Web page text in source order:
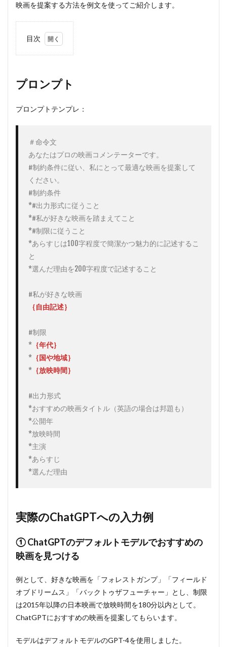
映画を提案する方法を例文を使ってご紹介します。
目次
ト
際の
ChatGPT
ChatGPT
のデフォ
ルトモデ
すめの映
画を見つ
ける
2.2
②
ChatGPT
のWeb
ブラウジ
ング機能
つける
プロンプト
プロンプトテンプレ：
＃命令文
あなたはプロの映画コメンテーターです。
#制約条件に従い、私にとって最適な映画を提案して
ください。
#制約条件
*#出力形式に従うこと
*#私が好きな映画を踏まえてこと
*#制限に従うこと
*あらすじは100字程度で簡潔かつ魅力的に記述するこ
と
*選んだ理由を200字程度で記述すること
#制限
* ｛年代｝
* ｛国や地域｝
* ｛放映時間｝
#出力形式
*おすすめの映画タイトル（英語の場合は邦題も）
*公開年
*放映時間
*主演
*あらすじ
*選んだ理由
実際のChatGPTへの入力例
① ChatGPTのデフォルトモデルでおすすめの
映画を見つける
例として、好きな映画を「フォレストガンプ」「フィールド
オブドリームス」「バックトゥザフューチャー」とし、制限
は2015年以降の日本映画で放映時間を180分以内として。
ChatGPTにおすすめの映画を提案してもらいます。
モデルはデフォルトモデルのGPT-4を使用しました。